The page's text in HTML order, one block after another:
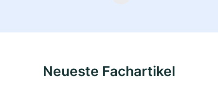
Neueste Fachartikel